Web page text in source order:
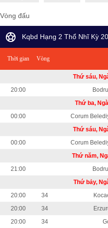
Vòng đấu
Kqbd Hạng 2 Thổ Nhĩ Kỳ
Thời gian Vòng
Thứ sáu,
20:00
Thứ ba,
00:00
Corum
Thứ sáu,
00:00
Corum
Thứ năm,
21:00
Thứ bảy,
20:00
34
20:00
34
20:00
34